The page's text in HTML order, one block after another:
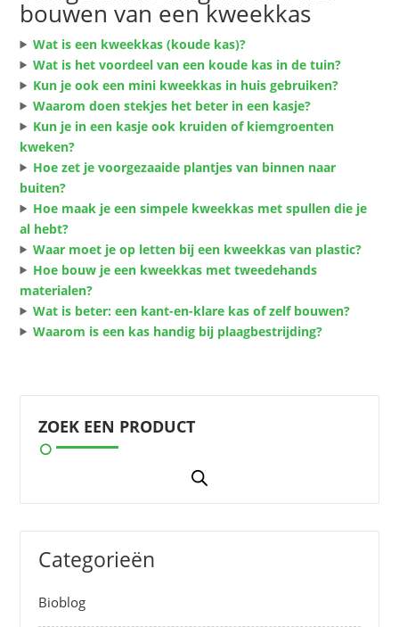
bouwen van een kweekkas
Wat is een kweekkas (koude kas)?
Wat is het voordeel van een koude kas in de tuin?
Kun je ook een mini kweekkas in huis gebruiken?
Waarom doen stekjes het beter in een kasje?
Kun je in een kasje ook kruiden of kiemgroenten
kweken?
Hoe zet je voorgezaaide plantjes van binnen naar
buiten?
Hoe maak je een simpele kweekkas met spullen die je
al hebt?
Waar moet je op letten bij een kweekkas van plastic?
Hoe bouw je een kweekkas met tweedehands
materialen?
Wat is beter: een kant-en-klare kas of zelf bouwen?
Waarom is een kas handig bij plaagbestrijding?
ZOEK EEN PRODUCT
Categorieën
Bioblog